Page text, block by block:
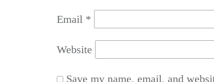
Email *
Website
Save my name, email, and